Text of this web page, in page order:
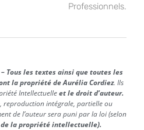
Professionnels.
Tous les textes ainsi que toutes les
la propriété de Aurélia Cordiez. Ils
Intellectuelleet le droit d’auteur.
reproduction intégrale, partielle ou
de l’auteur sera puni par la loi (selon
la propriété intellectuelle).